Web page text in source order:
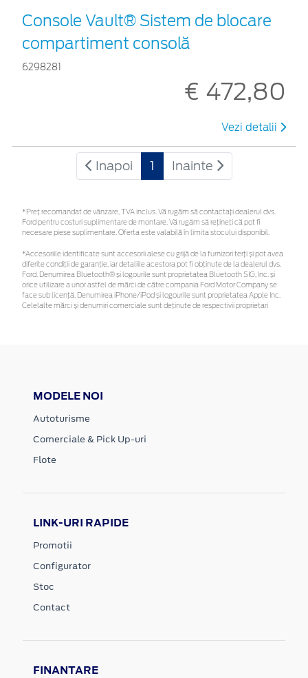
Console Vault® Sistem de blocare
compartiment consolă
6298281
€ 472,80
Vezi detalii
Inapoi 1 Inainte
*Preţ recomandat de vânzare, TVA inclus. Vă rugăm să contactaţi dealerul dvs.
Ford pentru costuri suplimentare de montare. Vă rugăm să rețineți că pot fi
necesare piese suplimentare. Oferta este valabilă în limita stocului disponibil.
*Accesoriile identificate sunt accesorii alese cu grijă de la furnizori terți și pot avea
diferite condiții de garanție, iar detaliile acestora pot fi obținute de la dealerul dvs.
Ford. Denumirea Bluetooth® și logourile sunt proprietatea Bluetooth SIG, Inc. și
orice utilizare a unor astfel de mărci de către compania Ford Motor Company se
face sub licență. Denumirea iPhone/iPod și logourile sunt proprietatea Apple Inc.
Celelalte mărci și denumiri comerciale sunt deținute de respectivii proprietari
MODELE NOI
Autoturisme
Comerciale & Pick Up-uri
Flote
LINK-URI RAPIDE
Promotii
Configurator
Stoc
Contact
FINANTARE